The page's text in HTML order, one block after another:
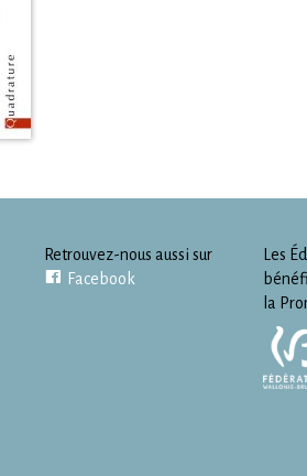
Retrouvez-nous aussi sur
Facebook
Les
la